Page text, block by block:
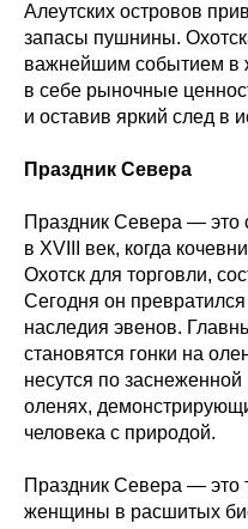
Алеутских островов
запасы пушнины.
важнейшим событием в
в себе рыночные
и оставив яркий след в
Праздник Севера
Праздник Севера — это
в XVIII век, когда
Охотск для торговли,
Сегодня он
наследия эвенов.
становятся гонки на
несутся по
оленях,
человека с природой.
Праздник Севера — это
женщины в расшитых